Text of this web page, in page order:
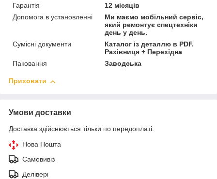
Гарантія
12 місяців
Допомога в установленні
Ми маємо мобільний сервіс,
який ремонтує спецтехніки
день у день.
Сумісні документи
Каталог із деталлю в PDF.
Рахівниця + Перехідна
Паковання
Заводська
Приховати
Умови доставки
Доставка здійснюється тільки по передоплаті.
Нова Пошта
Самовивіз
Делівері